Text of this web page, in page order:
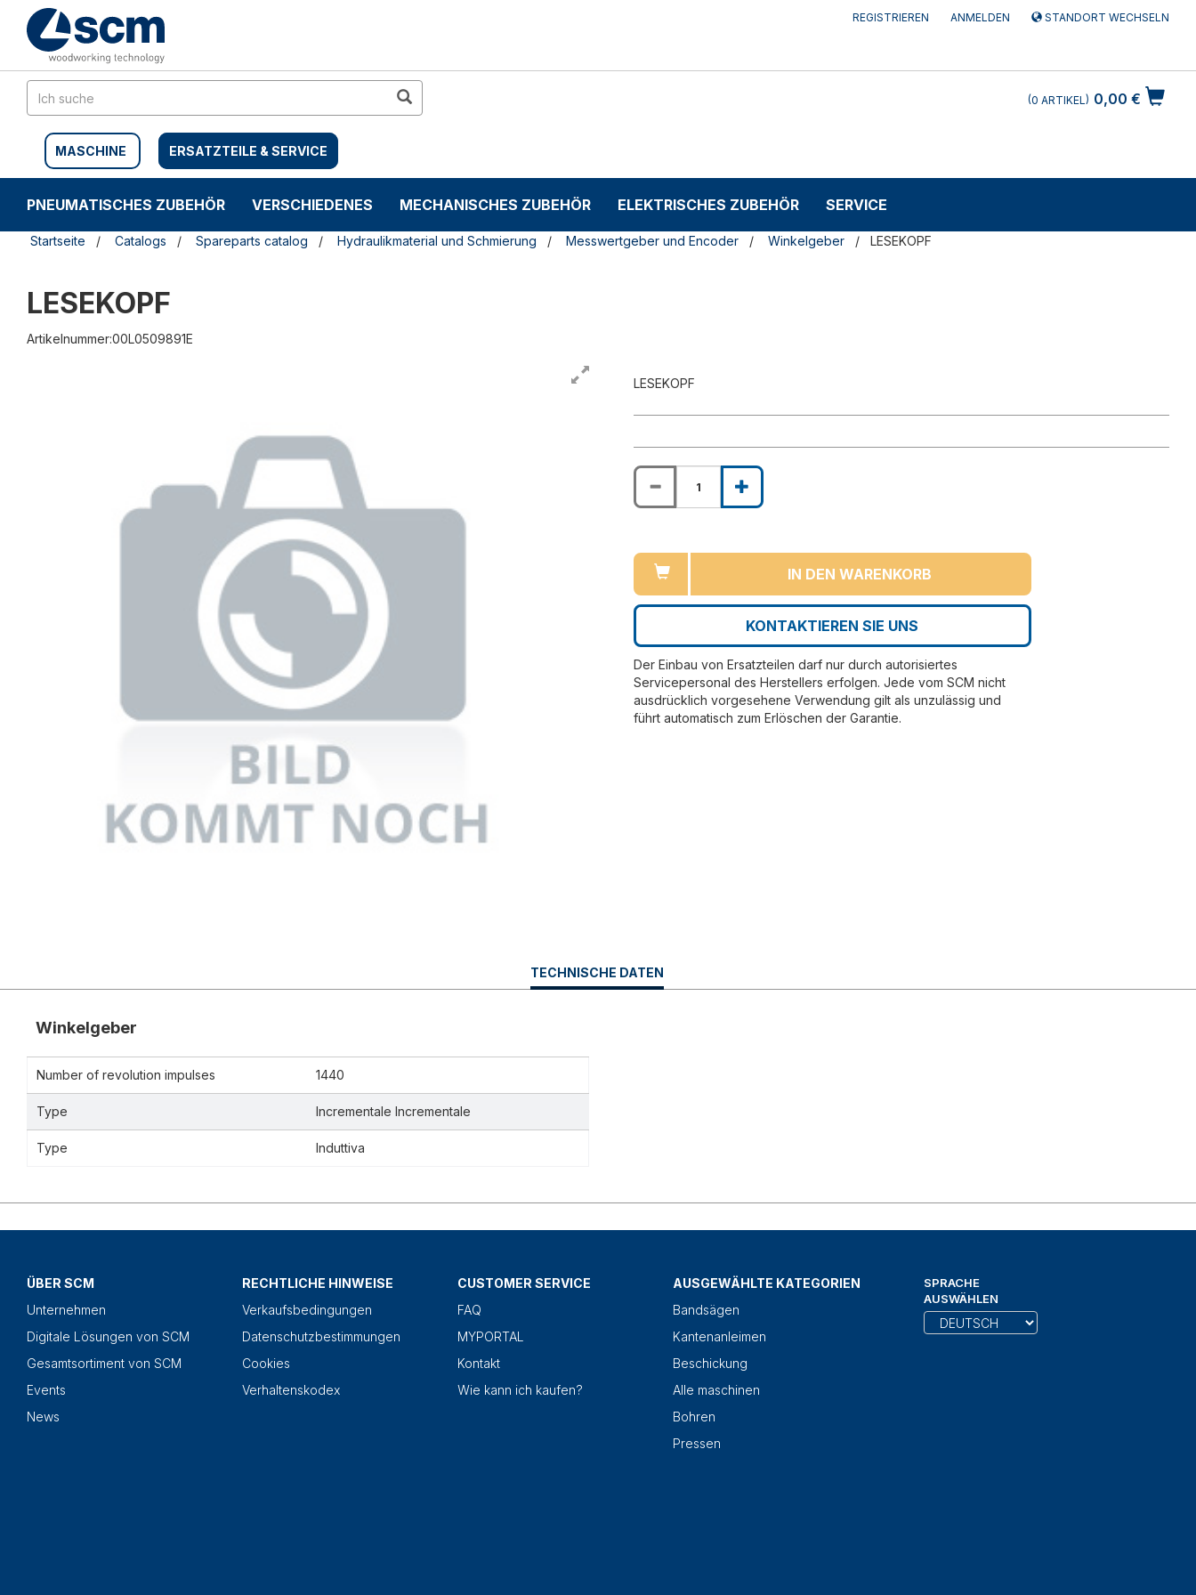
Inhalt
springen
Navigationsmen�
springen
REGISTRIEREN ANMELDEN STANDORT WECHSELN
MASCHINE ERSATZTEILE & SERVICE
0,00 €
0 ARTIKEL
PNEUMATISCHES ZUBEHÖR VERSCHIEDENES MECHANISCHES ZUBEHÖR ELEKTRISCHES ZUBEHÖR SERVICE
Startseite Catalogs Spareparts catalog Hydraulikmaterial und Schmierung Messwertgeber und Encoder Winkelgeber LESEKOPF
LESEKOPF
Artikelnummer:00L0509891E
LESEKOPF
IN DEN WARENKORB
KONTAKTIEREN SIE UNS
Der Einbau von Ersatzteilen darf nur durch autorisiertes
Servicepersonal des Herstellers erfolgen. Jede vom SCM nicht
ausdrücklich vorgesehene Verwendung gilt als unzulässig und
führt automatisch zum Erlöschen der Garantie.
CURRENT
TAB:
TECHNISCHE DATEN
Winkelgeber
Number of revolution impulses 1440
Type Incrementale Incrementale
Type Induttiva
ÜBER SCM
Unternehmen
Digitale Lösungen von SCM
Gesamtsortiment von SCM
Events
News
RECHTLICHE HINWEISE
Verkaufsbedingungen
Datenschutzbestimmungen
Cookies
Verhaltenskodex
CUSTOMER SERVICE
FAQ
MYPORTAL
Kontakt
Wie kann ich kaufen?
AUSGEWÄHLTE KATEGORIEN
Bandsägen
Kantenanleimen
Beschickung
Alle maschinen
Bohren
Pressen
SPRACHE
AUSWÄHLEN